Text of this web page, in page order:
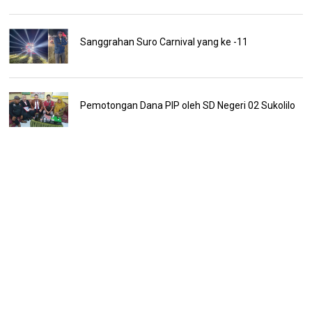
Sanggrahan Suro Carnival yang ke -11
Pemotongan Dana PIP oleh SD Negeri 02 Sukolilo